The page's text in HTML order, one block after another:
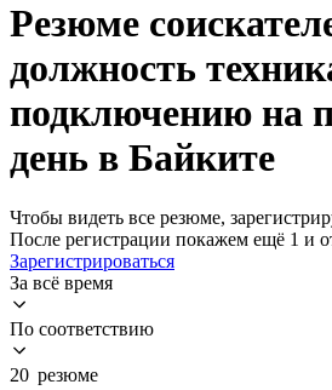
Резюме
должность
подключению на
день в Байките
Чтобы видеть все резюме,
После регистрации покажем ещё 1 и
Зарегистрироваться
За всё время
По соответствию
20 резюме